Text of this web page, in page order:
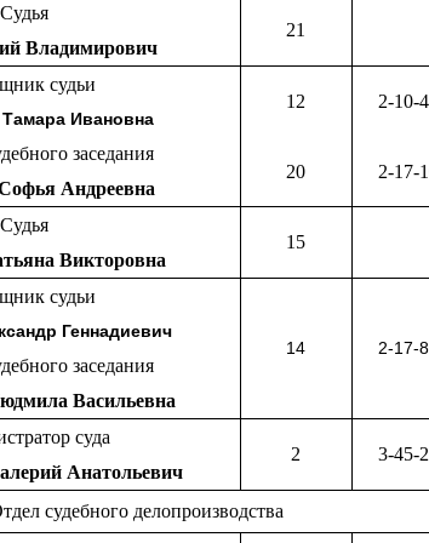
Судья
Владимирович
21
судьи
Ивановна
заседания
Андреевна
12
20
2-10-
2-17-
Судья
Викторовна
15
судьи
Геннадиевич
заседания
Васильевна
14 2-17-
суда
Анатольевич
2 3-45-
судебного делопроизводства